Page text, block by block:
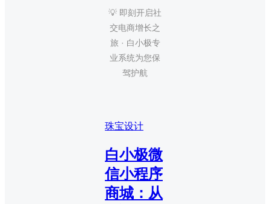
💡 即刻开启社
交电商增长之
旅 · 白小极专
业系统为您保
驾护航
珠宝设计
白小极微
信小程序
商城：从